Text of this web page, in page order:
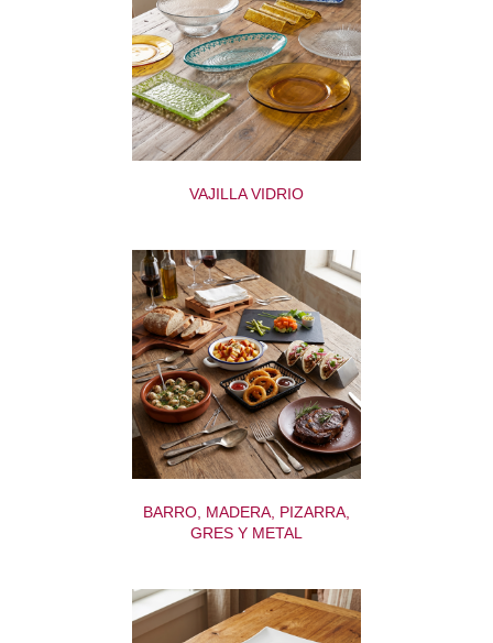
VAJILLA VIDRIO
BARRO, MADERA, PIZARRA,
GRES Y METAL